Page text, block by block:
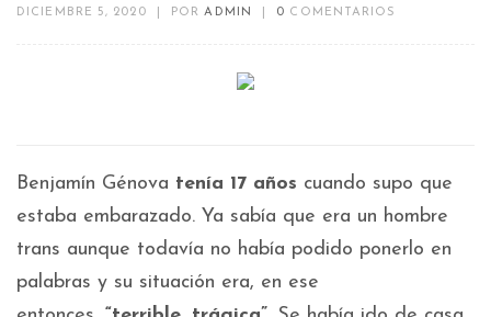
DICIEMBRE 5, 2020 PORADMIN 0 COMENTARIOS
Benjamín Génova tenía 17 años cuando supo que
estaba embarazado. Ya sabía que era un hombre
trans aunque todavía no había podido ponerlo en
palabras y su situación era, en ese